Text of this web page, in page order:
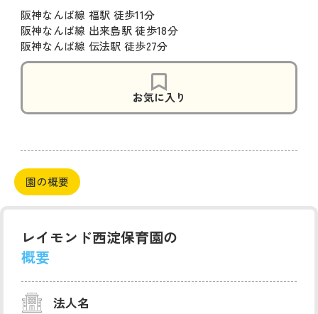
阪神なんば線 福駅 徒歩11分
阪神なんば線 出来島駅 徒歩18分
阪神なんば線 伝法駅 徒歩27分
お気に入り
園の概要
レイモンド西淀保育園の
概要
法人名